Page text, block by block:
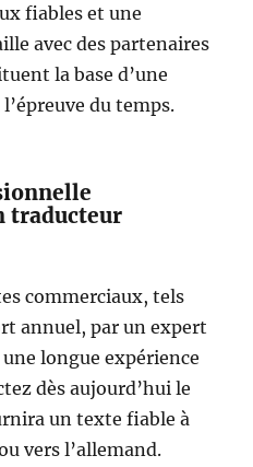
fiables et une
avec des partenaires
la base d’une
du temps.
traducteur
commerciaux, tels
annuel, par un expert
longue expérience
dès aujourd’hui le
un texte fiable à
vers l’allemand.